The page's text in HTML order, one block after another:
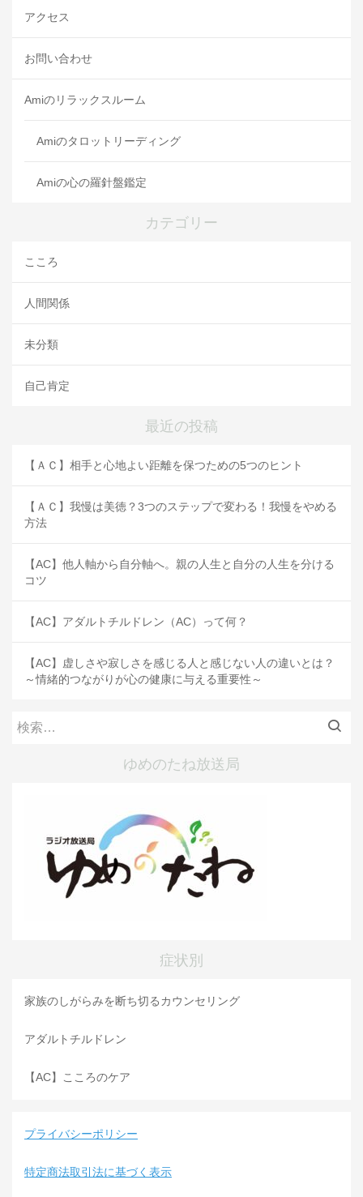
アクセス
お問い合わせ
Amiのリラックスルーム
Amiのタロットリーディング
Amiの心の羅針盤鑑定
カテゴリー
こころ
人間関係
未分類
自己肯定
最近の投稿
【ＡＣ】相手と心地よい距離を保つための5つのヒント
【ＡＣ】我慢は美徳？3つのステップで変わる！我慢をやめる
方法
【AC】他人軸から自分軸へ。親の人生と自分の人生を分ける
コツ
【AC】アダルトチルドレン（AC）って何？
【AC】虚しさや寂しさを感じる人と感じない人の違いとは？
～情緒的つながりが心の健康に与える重要性～
検
ゆめのたね放送局
症状別
家族のしがらみを断ち切るカウンセリング
アダルトチルドレン
【AC】こころのケア
プライバシーポリシー
特定商法取引法に基づく表示